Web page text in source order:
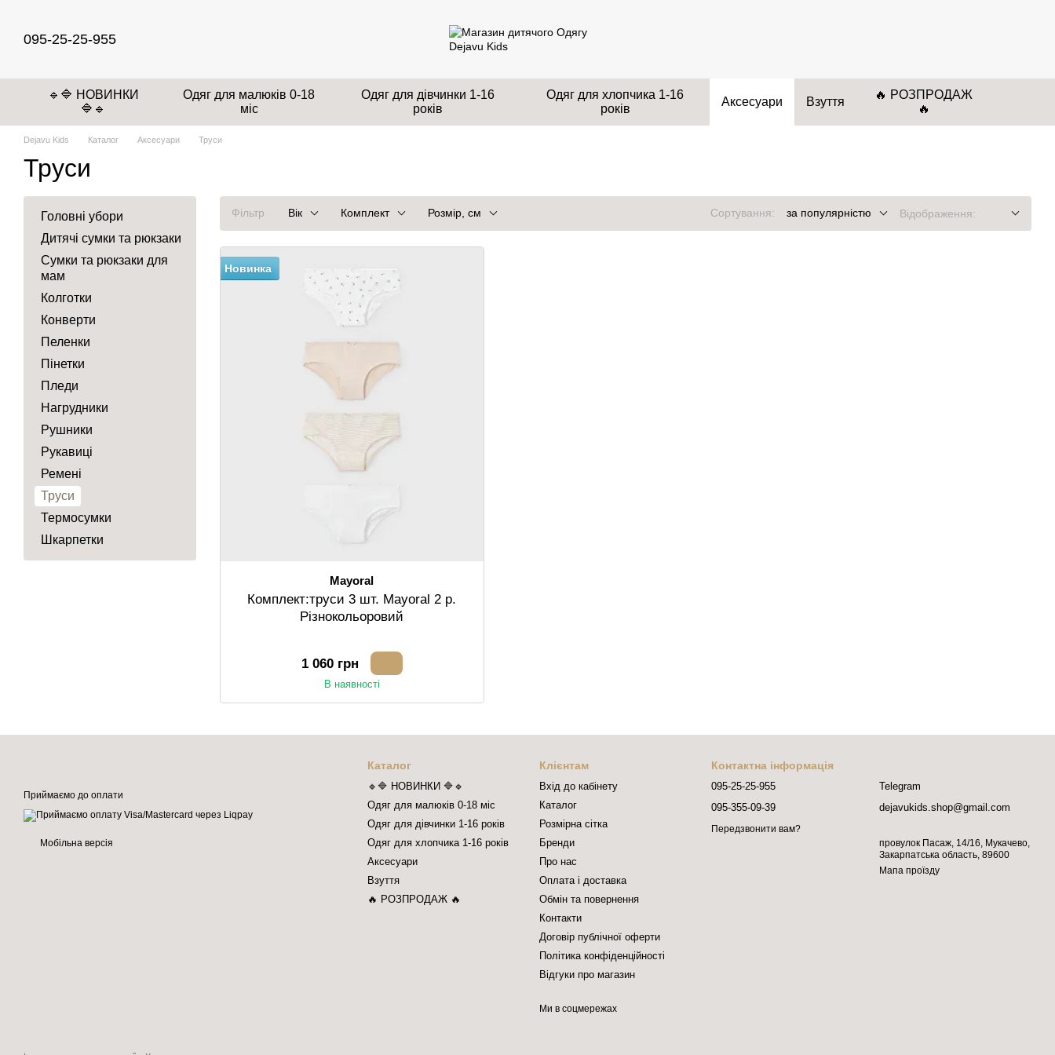
095-25-25-955
🔹🔷 НОВИНКИ
🔷🔹
Одяг для малюків 0-18
міс
Одяг для дівчинки 1-16
років
Одяг для хлопчика 1-16
років
Аксесуари Взуття
🔥 РОЗПРОДАЖ
🔥
Dejavu Kids Каталог Аксесуари Труси
Труси
Фільтр Вік Комплект Розмір, см Сортування: за популярністю Відображення:
Новинка
Mayoral
Комплект:труси 3 шт. Mayoral 2 р.
Різнокольоровий
1 060 грн
В наявності
Головні убори
Дитячі сумки та рюкзаки
Сумки та рюкзаки для
мам
Колготки
Конверти
Пеленки
Пінетки
Пледи
Нагрудники
Рушники
Рукавиці
Ремені
Труси
Термосумки
Шкарпетки
Приймаємо до оплати
Мобільна версія
Каталог
🔹🔷 НОВИНКИ 🔷🔹
Одяг для малюків 0-18 міс
Одяг для дівчинки 1-16 років
Одяг для хлопчика 1-16 років
Аксесуари
Взуття
🔥 РОЗПРОДАЖ 🔥
Клієнтам
Вхід до кабінету
Каталог
Розмірна сітка
Бренди
Про нас
Оплата і доставка
Обмін та повернення
Контакти
Договір публічної оферти
Політика конфіденційності
Відгуки про магазин
Ми в соцмережах
Контактна інформація
095-25-25-955
095-355-09-39
Передзвонити вам?
Telegram
dejavukids.shop@gmail.com
провулок Пасаж, 14/16, Мукачево,
Закарпатська область, 89600
Мапа проїзду